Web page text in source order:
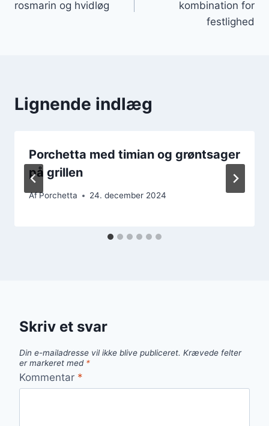
rosmarin og hvidløg
kombination for
festlighed
Lignende indlæg
Porchetta med timian og grøntsager
på grillen
AfPorchetta 24. december 2024
Skriv et svar
Din e-mailadresse vil ikke blive publiceret. Krævede felter
er markeret med *
Kommentar *